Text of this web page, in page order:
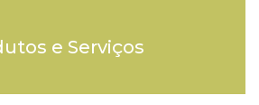
e Serviços